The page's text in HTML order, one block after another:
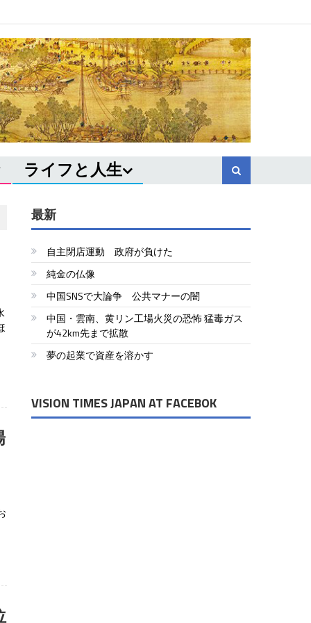
ライフと人生
最新
自主閉店運動 政府が負けた
純金の仏像
中国SNSで大論争 公共マナーの闇
中国・雲南、黄リン工場火災の恐怖 猛毒ガス
が42km先まで拡散
夢の起業で資産を溶かす
VISION TIMES JAPAN AT FACEBOK